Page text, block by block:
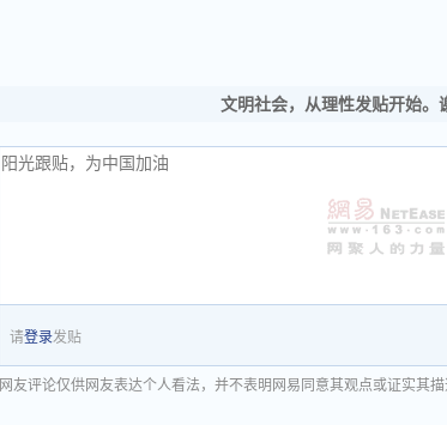
文明社会，从理性发贴开始。
请登录发贴
网友评论仅供网友表达个人看法，并不表明网易同意其观点或证实其